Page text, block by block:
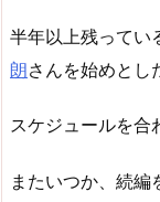
半年以上残ってい
朗さんを始めとし
スケジュールを合
またいつか、続編